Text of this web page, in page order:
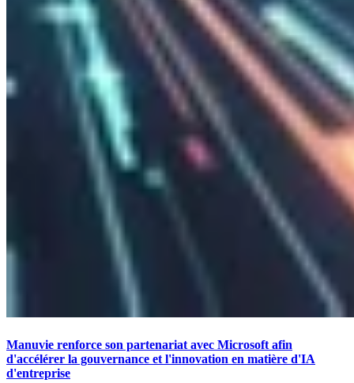
Manuvie renforce son partenariat avec Microsoft afin
d'accélérer la gouvernance et l'innovation en matière d'IA
d'entreprise